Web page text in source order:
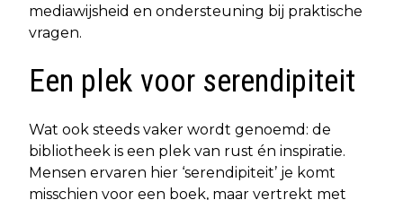
mediawijsheid en ondersteuning bij praktische
vragen.
Een plek voor serendipiteit
Wat ook steeds vaker wordt genoemd: de
bibliotheek is een plek van rust én inspiratie.
Mensen ervaren hier ‘serendipiteit’ je komt
misschien voor een boek, maar vertrekt met